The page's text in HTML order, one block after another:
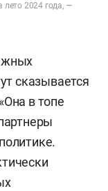
лето 2024 года, —
сказывается
в топе